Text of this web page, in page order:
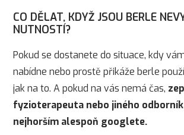
CO DĚLAT, KDYŽ JSOU BERLE
NUTNOSTÍ?
Pokud se dostanete do situace, kdy
nabídne nebo prostě přikáže berle
jak na to. A pokud na vás nemá čas,
fyzioterapeuta nebo jiného
nejhorším alespoň googlete.